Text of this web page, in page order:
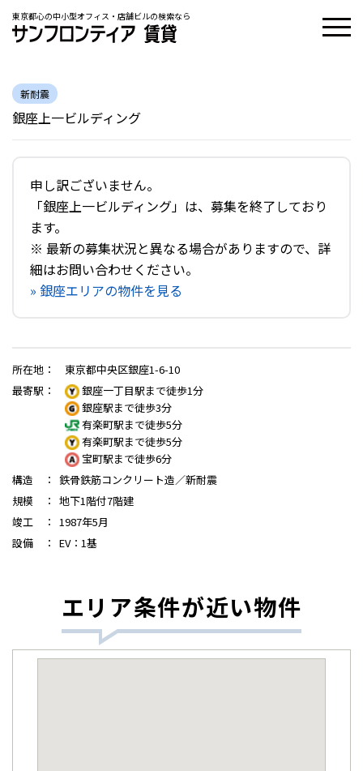
東京都心の中小型オフィス・店舗ビルの検索なら
新耐震
銀座上一ビルディング
申し訳ございません。
「銀座上一ビルディング」は、募集を終了しており
ます。
※ 最新の募集状況と異なる場合がありますので、詳
細はお問い合わせください。
» 銀座エリアの物件を見る
所在地 ：
東京都中央区銀座1-6-10
最寄駅 ：
銀座一丁目駅まで徒歩1分
銀座駅まで徒歩3分
有楽町駅まで徒歩5分
有楽町駅まで徒歩5分
宝町駅まで徒歩6分
構造
： 鉄骨鉄筋コンクリート造／新耐震
規模
： 地下1階付7階建
竣工
： 1987年5月
設備
： EV：1基
エリア条件が近い物件